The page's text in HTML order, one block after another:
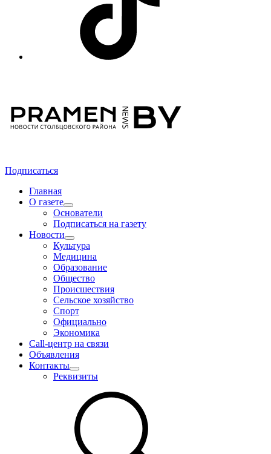
Подписаться
Главная
О газете
Основатели
Подписаться на газету
Новости
Культура
Медицина
Образование
Общество
Происшествия
Сельское хозяйство
Спорт
Официально
Экономика
Call-центр на связи
Объявления
Контакты
Реквизиты